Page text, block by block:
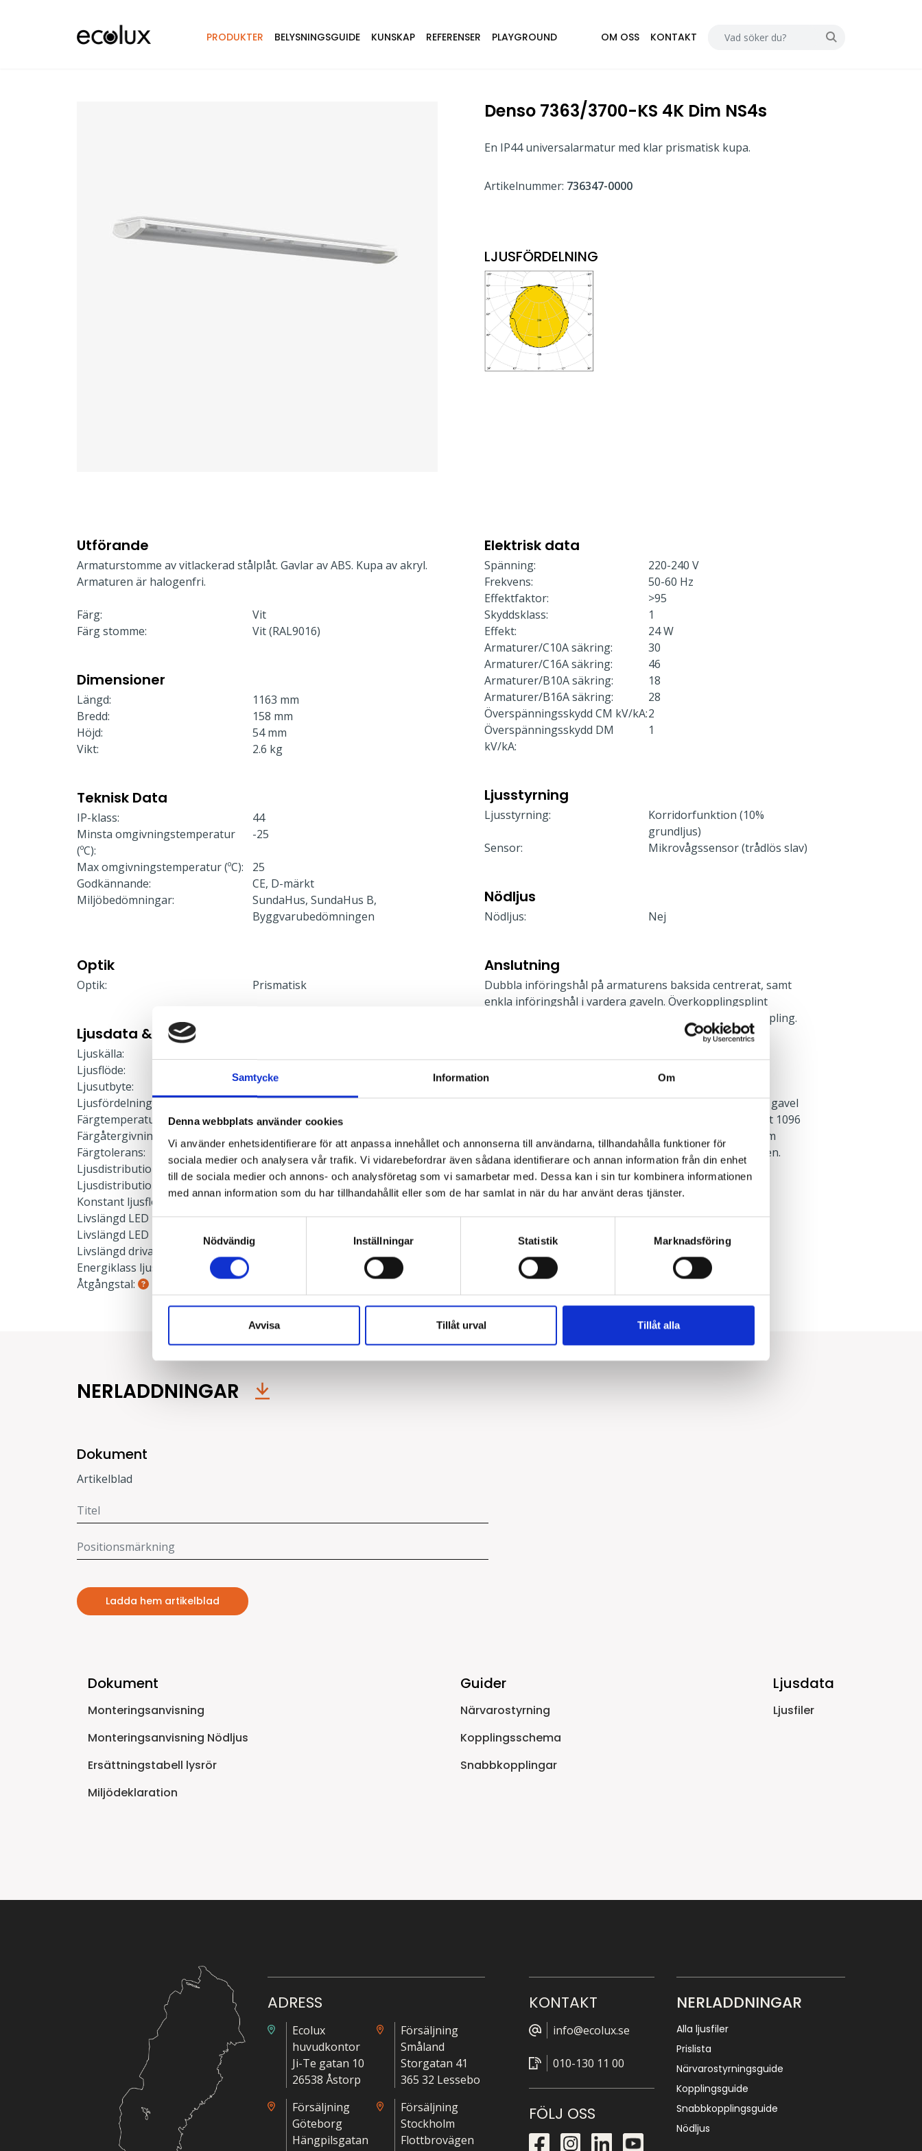
Samtycke Information Om
Denna webbplats använder cookies
Vi använder enhetsidentifierare för att anpassa innehållet och annonserna till användarna, tillhandahålla funktioner för
sociala medier och analysera vår trafik. Vi vidarebefordrar även sådana identifierare och annan information från din enhet
till de sociala medier och annons- och analysföretag som vi samarbetar med. Dessa kan i sin tur kombinera informationen
med annan information som du har tillhandahållit eller som de har samlat in när du har använt deras tjänster.
Nödvändig
Inställningar Statistik Marknadsföring
Avvisa Tillåt urval Tillåt alla
PRODUKTER BELYSNINGSGUIDE KUNSKAP REFERENSER PLAYGROUND OM OSS KONTAKT
Denso 7363/3700-KS 4K Dim NS4s
En IP44 universalarmatur med klar prismatisk kupa.
Artikelnummer: 736347-0000
LJUSFÖRDELNING
Utförande
Armaturstomme av vitlackerad stålplåt. Gavlar av ABS. Kupa av akryl.
Armaturen är halogenfri.
Färg:
Vit
Färg stomme:
Vit (RAL9016)
Dimensioner
Längd:
1163 mm
Bredd:
158 mm
Höjd:
54 mm
Vikt:
2.6 kg
Teknisk Data
IP-klass:
44
Minsta omgivningstemperatur
(ºC):
-25
Max omgivningstemperatur (ºC):
25
Godkännande:
CE, D-märkt
Miljöbedömningar:
SundaHus, SundaHus B,
Byggvarubedömningen
Optik
Optik: Prismatisk
Ljusdata & Prestanda
Ljuskälla:
Ljusflöde:
3674 lm
Ljusutbyte:
154 lm/W
Ljusfördelning:
Direkt/Indirekt, Direkt
Färgtemperatur:
4000 K
Färgåtergivning:
≥80
Färgtolerans:
≤3 SDCM
Ljusdistribution upp:
4 %
Ljusdistribution ner:
96 %
Konstant ljusflöde:
Nej
Livslängd LED L90:
50000 h
Livslängd LED L80:
Livslängd drivare:
100000 h
Energiklass ljuskälla:
Åtgångstal:
Elektrisk data
Spänning:
220-240 V
Frekvens:
50-60 Hz
Effektfaktor:
>95
Skyddsklass:
1
Effekt:
24 W
Armaturer/C10A säkring:
30
Armaturer/C16A säkring:
46
Armaturer/B10A säkring:
18
Armaturer/B16A säkring:
28
Överspänningsskydd CM kV/kA:2
Överspänningsskydd DM
kV/kA:
1
Ljusstyrning
Ljusstyrning:
Korridorfunktion (10%
grundljus)
Sensor:
Mikrovågssensor (trådlös slav)
Nödljus
Nödljus: Nej
Anslutning
Dubbla införingshål på armaturens baksida centrerat, samt
enkla införingshål i vardera gaveln. Överkopplingsplint
5x2x2,5mm² i armaturens centrum med 3-fas vidarekoppling.
Montage
Kupan demonteras utan verktyg. Införingshål i vardera gavel
för utanpåliggande kabel. Tvärställda nyckehål, c/c-mått 1096
mm. Skyddsrumsbygel, linfäste och pendelsats finns som
tillbehör. Mer information finns i monteringsanvisningen.
Typ av montage: Dikt tak
NERLADDNINGAR
Dokument
Artikelblad
Ladda hem artikelblad
Dokument
Monteringsanvisning
Monteringsanvisning Nödljus
Ersättningstabell lysrör
Miljödeklaration
Guider
Närvarostyrning
Kopplingsschema
Snabbkopplingar
Ljusdata
Ljusfiler
ADRESS
Ecolux
huvudkontor
Ji-Te gatan 10
26538 Åstorp
Försäljning
Småland
Storgatan 41
365 32 Lessebo
Försäljning
Göteborg
Hängpilsgatan
Försäljning
Stockholm
Flottbrovägen
KONTAKT
info@ecolux.se
010-130 11 00
FÖLJ OSS
NERLADDNINGAR
Alla ljusfiler
Prislista
Närvarostyrningsguide
Kopplingsguide
Snabbkopplingsguide
Nödljus